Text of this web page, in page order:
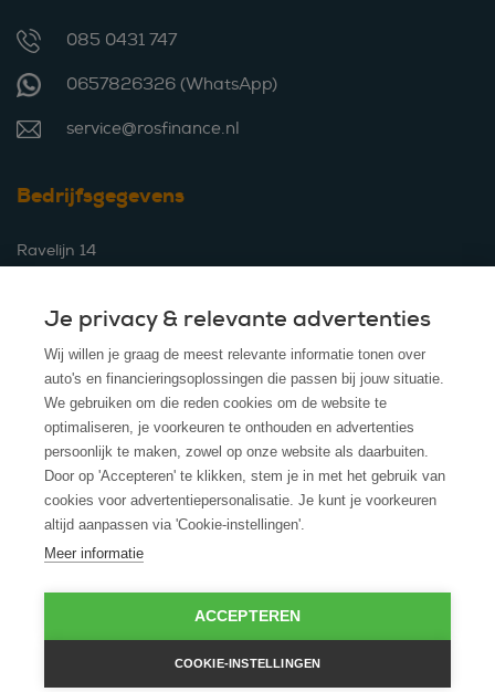
085 0431 747
0657826326 (WhatsApp)
service@rosfinance.nl
Bedrijfsgegevens
Ravelijn 14
KVK nummer: 30243640
AFM vergunning nummer: 12018350
© 2026 - ROS finance V.O.F.
Algemene Voorwaarden
Disclaimer
Privacy Policy
Cookie policy
Je privacy & relevante advertenties
Wij willen je graag de meest relevante informatie tonen over
auto's en financieringsoplossingen die passen bij jouw situatie.
We gebruiken om die reden cookies om de website te
optimaliseren, je voorkeuren te onthouden en advertenties
persoonlijk te maken, zowel op onze website als daarbuiten.
Door op 'Accepteren' te klikken, stem je in met het gebruik van
cookies voor advertentiepersonalisatie. Je kunt je voorkeuren
altijd aanpassen via 'Cookie-instellingen'.
Meer informatie
ACCEPTEREN
COOKIE-INSTELLINGEN